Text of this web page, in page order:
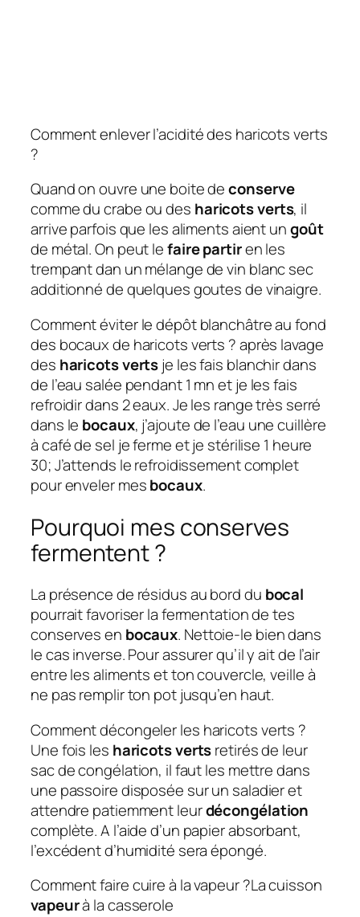
Comment enlever l’acidité des haricots verts
?
Quand on ouvre une boite deconserve
comme du crabe ou des haricots verts, il
arrive parfois que les aliments aient ungoût
de métal. On peut lefaire partiren les
trempant dan un mélange de vin blanc sec
additionné de quelques goutes de vinaigre.
Comment éviter le dépôt blanchâtre au fond
des bocaux de haricots verts ? après lavage
des haricots vertsje les fais blanchir dans
de l’eau salée pendant 1 mn et je les fais
refroidir dans 2 eaux. Je les range très serré
dans le bocaux, j’ajoute de l’eau une cuillère
à café de sel je ferme et je stérilise 1 heure
30; J’attends le refroidissement complet
pour enveler mesbocaux.
Pourquoi mes conserves
fermentent ?
La présence de résidus au bord du bocal
pourrait favoriser la fermentation de tes
conserves en bocaux. Nettoie-le bien dans
le cas inverse. Pour assurer qu’il y ait de l’air
entre les aliments et ton couvercle, veille à
ne pas remplir ton pot jusqu’en haut.
Comment décongeler les haricots verts ?
Une fois les haricots vertsretirés de leur
sac de congélation, il faut les mettre dans
une passoire disposée sur un saladier et
attendre patiemment leurdécongélation
complète. A l’aide d’un papier absorbant,
l’excédent d’humidité sera épongé.
Comment faire cuire à la vapeur ?La cuisson
vapeurà la casserole